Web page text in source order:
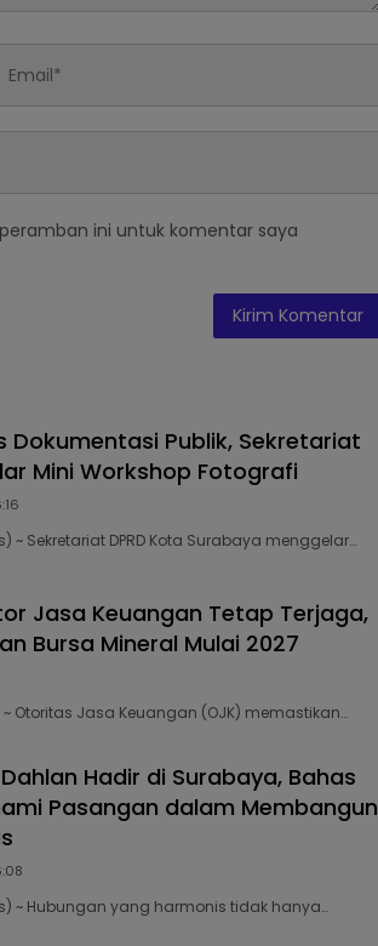
ini untuk komentar saya
Dokumentasi Publik, Sekretariat
Mini Workshop Fotografi
~ Sekretariat DPRD Kota Surabaya menggelar…
Jasa Keuangan Tetap Terjaga,
Bursa Mineral Mulai 2027
~ Otoritas Jasa Keuangan (OJK) memastikan…
Hadir di Surabaya, Bahas
Pasangan dalam Membangun
~ Hubungan yang harmonis tidak hanya…